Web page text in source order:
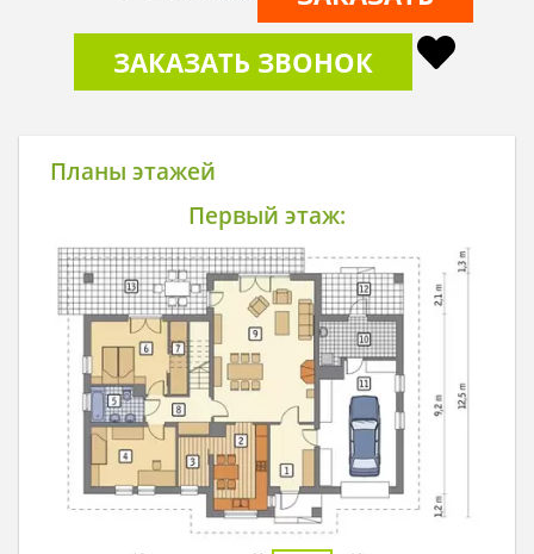
ЗАКАЗАТЬ ЗВОНОК
Планы этажей
Первый этаж: